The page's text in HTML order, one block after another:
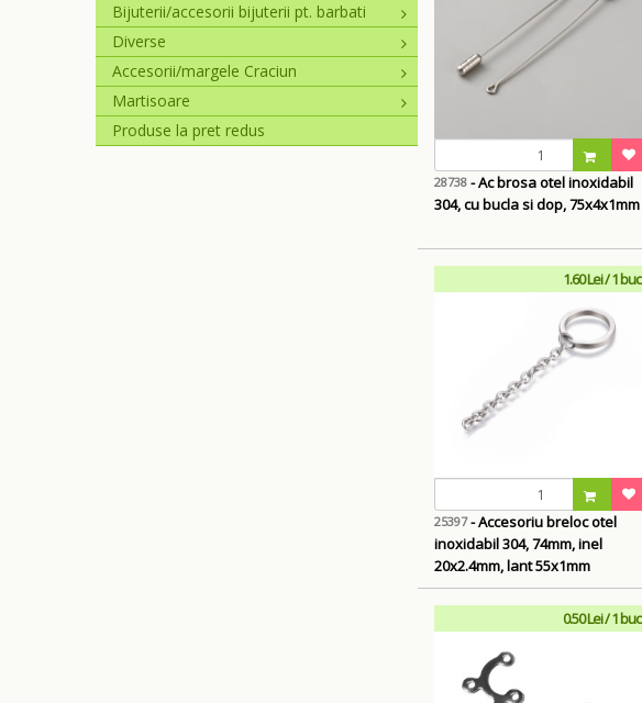
Bijuterii/accesorii bijuterii pt. barbati
Diverse
Accesorii/margele Craciun
Martisoare
Produse la pret redus
28738- Ac brosa otel inoxidabil
304, cu bucla si dop, 75x4x1mm
1.60 Lei / 1 buc
25397- Accesoriu breloc otel
inoxidabil 304, 74mm, inel
20x2.4mm, lant 55x1mm
0.50 Lei / 1 buc